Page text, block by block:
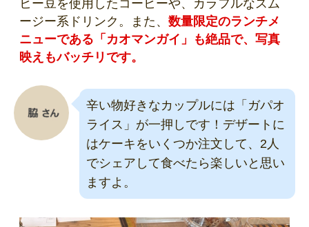
ヒー豆を使用したコーヒーや、カラフルなスム
ージー系ドリンク。また、 数量限定のランチメ
ニューである「カオマンガイ」も絶品で、写真
映えもバッチリです。
辛い物好きなカップルには「ガパオ
ライス」が一押しです！デザートに
はケーキをいくつか注文して、2人
でシェアして食べたら楽しいと思い
ますよ。